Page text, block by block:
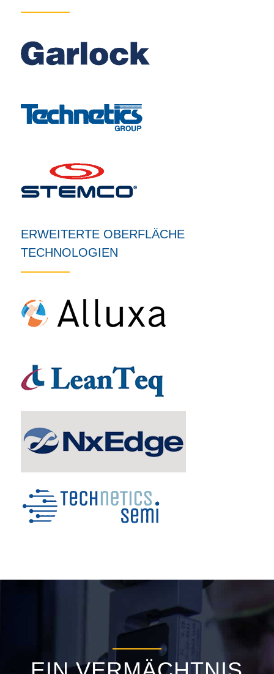
ERWEITERTE OBERFLÄCHE
TECHNOLOGIEN